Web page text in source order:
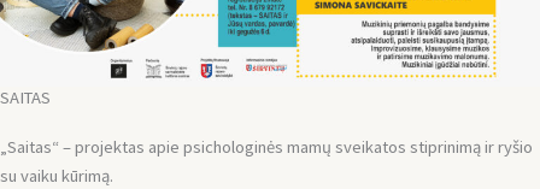
SAITAS
„Saitas“ – projektas apie psichologinės mamų sveikatos stiprinimą ir ryšio
su vaiku kūrimą.